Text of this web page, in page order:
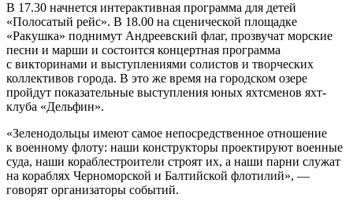
В 17.30 начнется интерактивная программа для детей
«Полосатый рейс». В 18.00 на сценической площадке
«Ракушка» поднимут Андреевский флаг, прозвучат морские
песни и марши и состоится концертная программа
с викторинами и выступлениями солистов и творческих
коллективов города. В это же время на городском озере
пройдут показательные выступления юных яхтсменов яхт-
клуба «Дельфин».
«Зеленодольцы имеют самое непосредственное отношение
к военному флоту: наши конструкторы проектируют военные
суда, наши кораблестроители строят их, а наши парни служат
на кораблях Черноморской и Балтийской флотилий», —
говорят организаторы событий.